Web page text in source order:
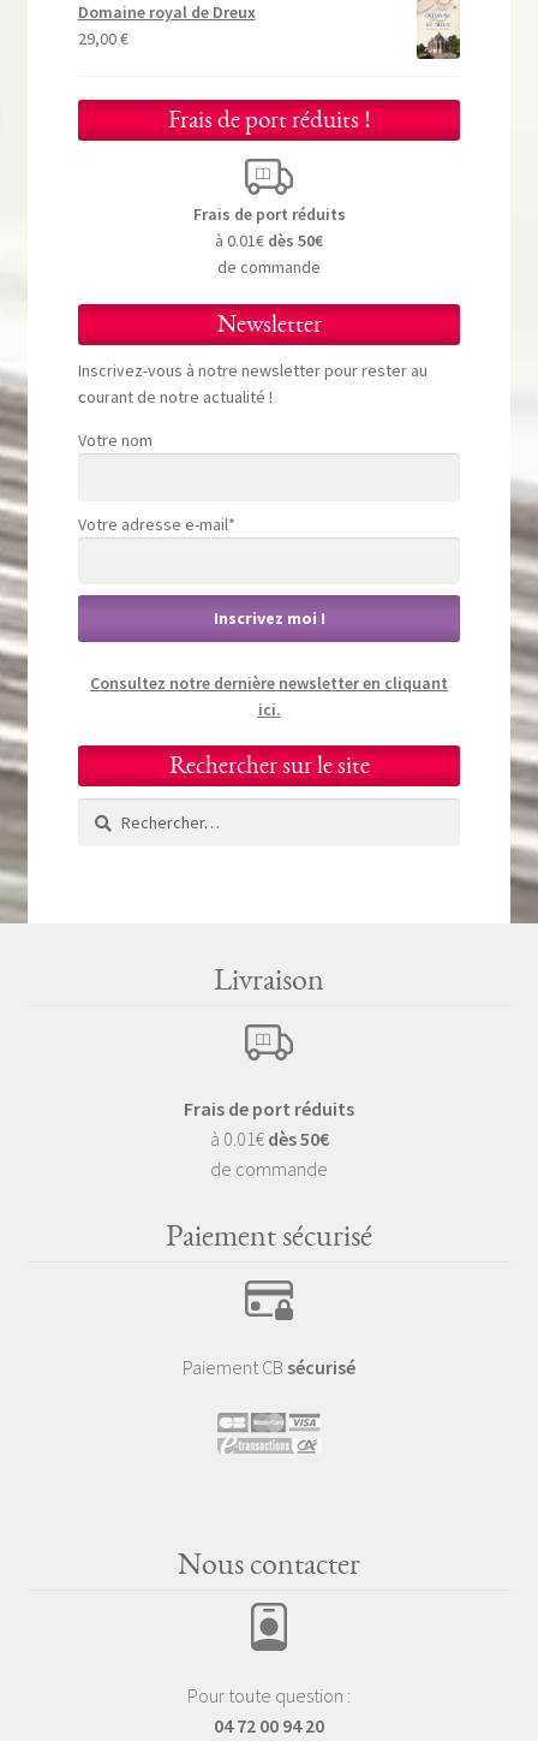
Domaine royal de Dreux
29,00€
Frais de port réduits !
Frais de port réduits
à 0.01€ dès 50€
de commande
Newsletter
Inscrivez-vous à notre newsletter pour rester au
courant de notre actualité !
Votre nom
Votre adresse e-mail*
Consultez notre dernière newsletter en cliquant
ici.
Rechercher sur le site
Rechercher :
Livraison
Frais de port réduits
à 0.01€ dès 50€
de commande
Paiement sécurisé
Paiement CB sécurisé
Nous contacter
Pour toute question :
04 72 00 94 20